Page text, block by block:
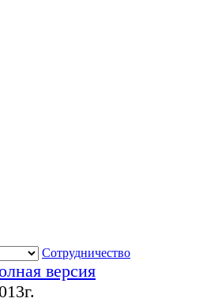
Сотрудничество
версия